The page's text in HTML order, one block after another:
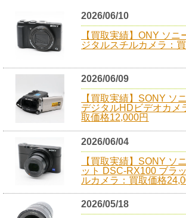
2026/06/10
【買取実績】ONY ソ
ジタルスチルカメラ：
2026/06/09
【買取実績】SONY ソ
デジタルHDビデオカメ
取価格12,000円
2026/06/04
【買取実績】SONY ソ
ット DSC-RX100 ブラ
ルカメラ：買取価格
2026/05/18